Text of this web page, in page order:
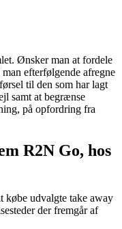
Ønsker man at fordele
efterfølgende afregne
til den som har lagt
samt at begrænse
på opfordring fra
R2N Go, hos
købe udvalgte take away
der fremgår af